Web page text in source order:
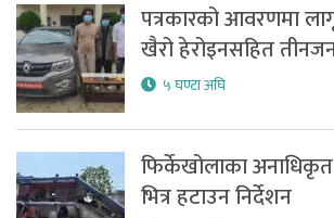
पत्रकारको आवरणमा
खैरो हेरोइनसहित
५ घण्टा अघि
फिर्केखोलाका
भित्र हटाउन निर्देशन